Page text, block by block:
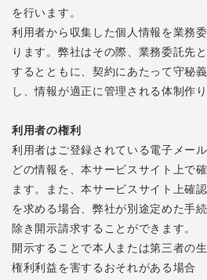
を行います。
利用者から収集した個人情報を業務
ります。弊社はその際、業務委託先
するとともに、契約にあたって守秘
し、情報が適正に管理される体制作
利用者の権利
利用者はご登録されている電子メー
どの情報を、本サービスサイト上で
ます。また、本サービスサイト上確
を求める場合、弊社が別途定めた手
除き開示請求することができます。
開示することで本人または第三者の
権利利益を害するおそれがある場合